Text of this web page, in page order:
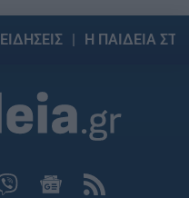
ΕΙΔΗΣΕΙΣ Η ΠΑΙΔΕΙΑ